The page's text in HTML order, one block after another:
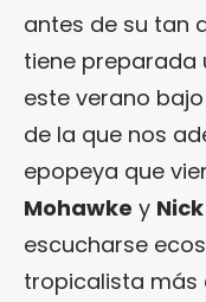
antes de su tan
tiene preparada
este verano
de la que nos
epopeya que
Mohawke y
escucharse
tropicalista más